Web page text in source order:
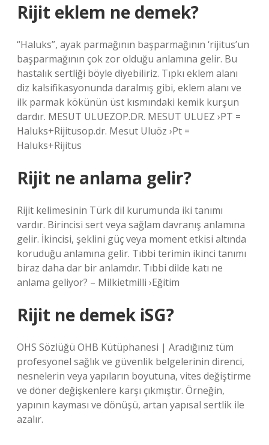
Rijit eklem ne demek?
“Haluks”, ayak parmağının başparmağının ‘rijitus’un
başparmağının çok zor olduğu anlamına gelir. Bu
hastalık sertliği böyle diyebiliriz. Tıpkı eklem alanı
diz kalsifikasyonunda daralmış gibi, eklem alanı ve
ilk parmak kökünün üst kısmındaki kemik kurşun
dardır. MESUT ULUEZOP.DR. MESUT ULUEZ ›PT =
Haluks+Rijitusop.dr. Mesut Uluöz ›Pt =
Haluks+Rijitus
Rijit ne anlama gelir?
Rijit kelimesinin Türk dil kurumunda iki tanımı
vardır. Birincisi sert veya sağlam davranış anlamına
gelir. İkincisi, şeklini güç veya moment etkisi altında
koruduğu anlamına gelir. Tıbbi terimin ikinci tanımı
biraz daha dar bir anlamdır. Tıbbi dilde katı ne
anlama geliyor? – Milkietmilli ›Eğitim
Rijit ne demek iSG?
OHS Sözlüğü OHB Kütüphanesi | Aradığınız tüm
profesyonel sağlık ve güvenlik belgelerinin direnci,
nesnelerin veya yapıların boyutuna, vites değiştirme
ve döner değişkenlere karşı çıkmıştır. Örneğin,
yapının kayması ve dönüşü, artan yapısal sertlik ile
azalır.